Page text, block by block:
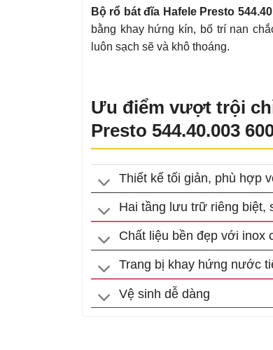
Bộ rổ bát đĩa Hafele Presto
bằng khay hứng kín, bố trí nan
luôn sạch sẽ và khô thoáng.
Ưu điểm vượt trội
Presto 544.40.003
Thiết kế tối giản, phù hợp
Hai tầng lưu trữ riêng biệt,
Chất liệu bền đẹp với inox
Trang bị khay hứng nước
Vệ sinh dễ dàng